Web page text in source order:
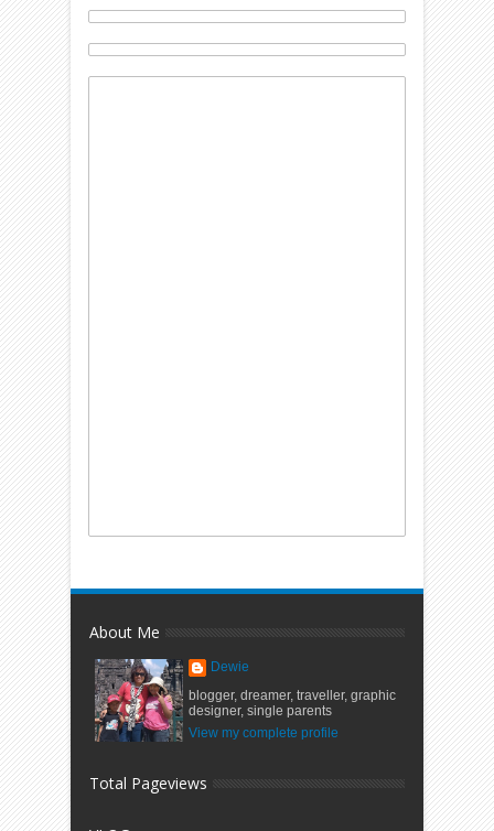
About Me
Dewie
blogger, dreamer, traveller, graphic
designer, single parents
View my complete profile
Total Pageviews